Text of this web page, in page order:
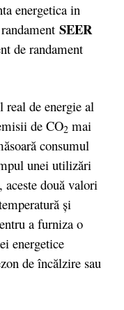
energetica in
SEER
de randament
de energie al
de CO2 mai
consumul
unei utilizări
două valori
şi
a furniza o
energetice
de încălzire sau